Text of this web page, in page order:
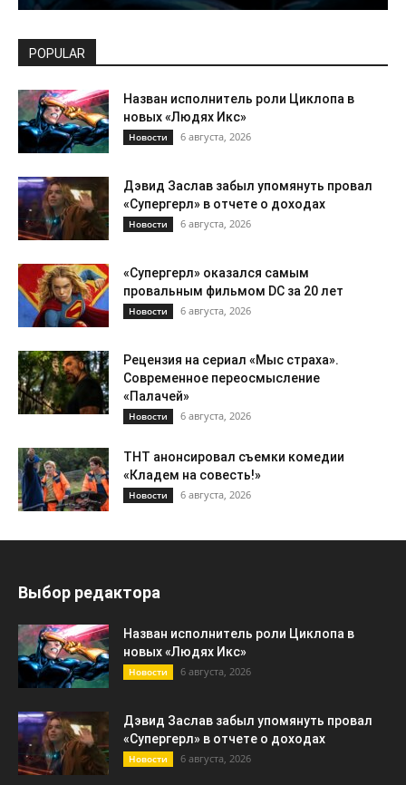
POPULAR
Назван исполнитель роли Циклопа в
новых «Людях Икс»
Новости 6 августа, 2026
Дэвид Заслав забыл упомянуть провал
«Супергерл» в отчете о доходах
Новости 6 августа, 2026
«Супергерл» оказался самым
провальным фильмом DC за 20 лет
Новости 6 августа, 2026
Рецензия на сериал «Мыс страха».
Современное переосмысление
«Палачей»
Новости 6 августа, 2026
ТНТ анонсировал съемки комедии
«Кладем на совесть!»
Новости 6 августа, 2026
Выбор редактора
Назван исполнитель роли Циклопа в
новых «Людях Икс»
Новости 6 августа, 2026
Дэвид Заслав забыл упомянуть провал
«Супергерл» в отчете о доходах
Новости 6 августа, 2026